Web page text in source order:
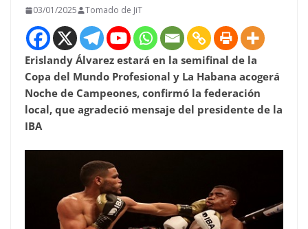
03/01/2025 Tomado de JiT
Erislandy Álvarez estará en la semifinal de la
Copa del Mundo Profesional y La Habana acogerá
Noche de Campeones, confirmó la federación
local, que agradeció mensaje del presidente de la
IBA